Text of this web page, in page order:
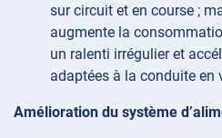
sur circuit et en course ;
augmente la
un ralenti irrégulier et
adaptées à la conduite en
Amélioration du système